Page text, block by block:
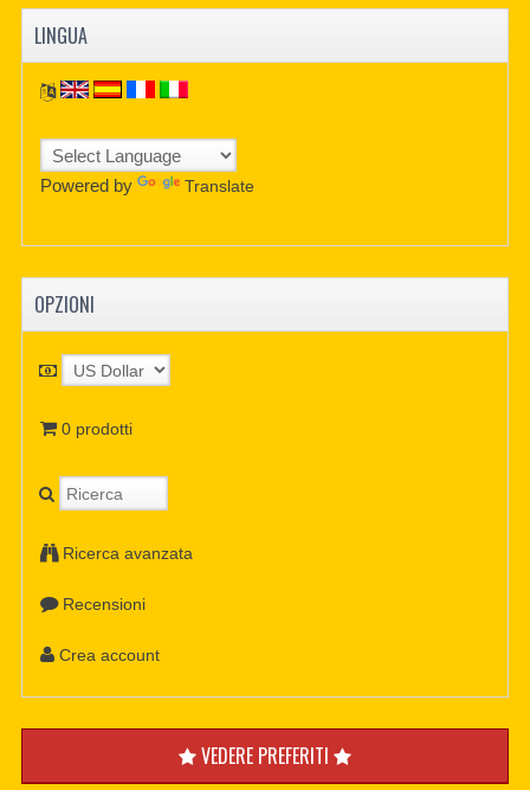
LINGUA
Powered by Translate
OPZIONI
0 prodotti
Ricerca avanzata
Recensioni
Crea account
VEDERE PREFERITI